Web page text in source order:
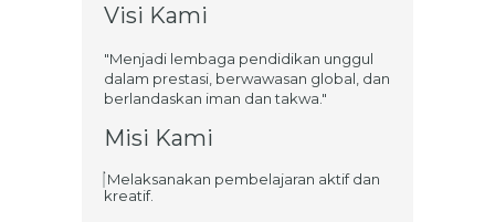
Visi Kami
"Menjadi lembaga pendidikan unggul
dalam prestasi, berwawasan global, dan
berlandaskan iman dan takwa."
Misi Kami
Melaksanakan pembelajaran aktif dan
kreatif.